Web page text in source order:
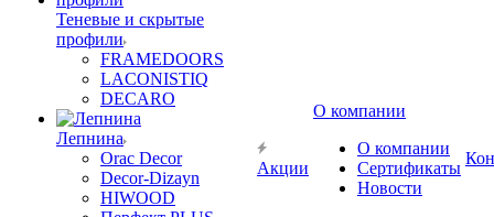
Теневые и скрытые
профили
FRAMEDOORS
LACONISTIQ
DECARO
Лепнина
Orac Decor
Decor-Dizayn
HIWOOD
Акции
О компании
О компании
Сертификаты
Новости